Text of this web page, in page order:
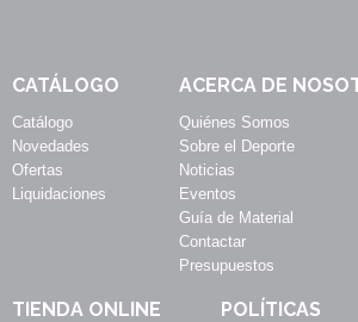
CATÁLOGO
Catálogo
Novedades
Ofertas
Liquidaciones
ACERCA DE
Quiénes Somos
Sobre el Deporte
Noticias
Eventos
Guía de Material
Contactar
Presupuestos
TIENDA ONLINE POLÍTICAS